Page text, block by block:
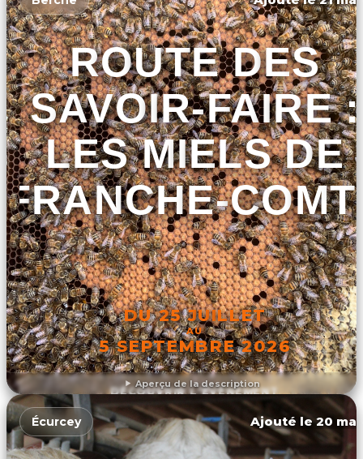
Aperçu de la description
ROUTE DES
SAVOIR-FAIRE :
LES MIELS DE
FRANCHE-
DU 25 JUILLET
AU
5 SEPTEMBRE 2026
DÉCOUVRIR L'ÉVÉNEMENT
Écurcey Ajouté le 20